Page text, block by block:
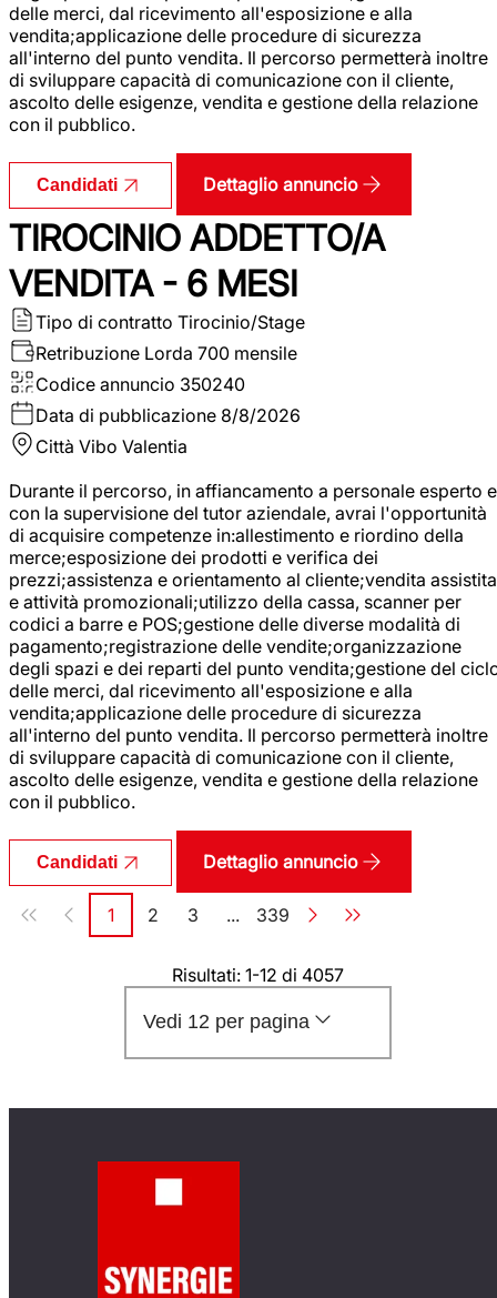
delle merci, dal ricevimento all'esposizione e alla
vendita;applicazione delle procedure di sicurezza
all'interno del punto vendita. Il percorso permetterà inoltre
di sviluppare capacità di comunicazione con il cliente,
ascolto delle esigenze, vendita e gestione della relazione
con il pubblico.
Candidati Dettaglio annuncio
TIROCINIO ADDETTO/A
VENDITA - 6 MESI
Tipo di contratto Tirocinio/Stage
Retribuzione Lorda 700 mensile
Codice annuncio 350240
Data di pubblicazione 8/8/2026
Città Vibo Valentia
Durante il percorso, in affiancamento a personale esperto e
con la supervisione del tutor aziendale, avrai l'opportunità
di acquisire competenze in:allestimento e riordino della
merce;esposizione dei prodotti e verifica dei
prezzi;assistenza e orientamento al cliente;vendita assistita
e attività promozionali;utilizzo della cassa, scanner per
codici a barre e POS;gestione delle diverse modalità di
pagamento;registrazione delle vendite;organizzazione
degli spazi e dei reparti del punto vendita;gestione del
delle merci, dal ricevimento all'esposizione e alla
vendita;applicazione delle procedure di sicurezza
all'interno del punto vendita. Il percorso permetterà inoltre
di sviluppare capacità di comunicazione con il cliente,
ascolto delle esigenze, vendita e gestione della relazione
con il pubblico.
Candidati Dettaglio annuncio
Paginazione
Pagina
1 Pagina
2 Pagina
3 ... Pagina
339
Risultati: 1-12 di 4057
Vedi 12 per pagina